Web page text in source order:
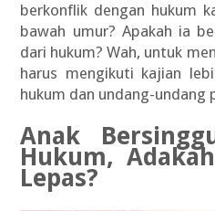
berkonflik dengan hukum
bawah umur? Apakah ia
dari hukum? Wah, untuk
harus mengikuti kajian
hukum dan undang-undang
Anak
Hukum,
Lepas?